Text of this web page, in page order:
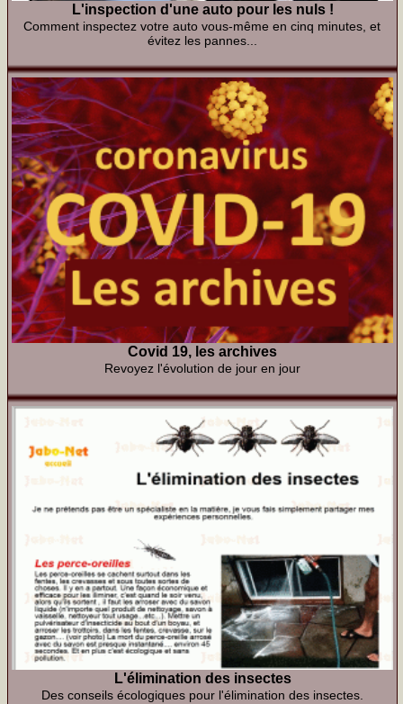
L'inspection d'une auto pour les nuls !
Comment inspectez votre auto vous-même en cinq minutes, et
évitez les pannes...
Covid 19, les archives
Revoyez l'évolution de jour en jour
L'élimination des insectes
Des conseils écologiques pour l'élimination des insectes.